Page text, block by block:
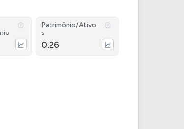
Patrimônio/Ativo
s
0,26